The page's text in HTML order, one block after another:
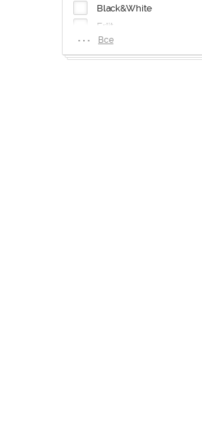
Black&White
Erlit
Maroni
Mirwell
⋯ Все